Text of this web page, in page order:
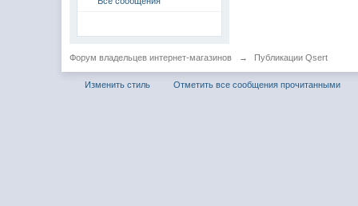
Форум владельцев интернет-магазинов → Публикации Qsert
Изменить стиль Отметить все сообщения прочитанными